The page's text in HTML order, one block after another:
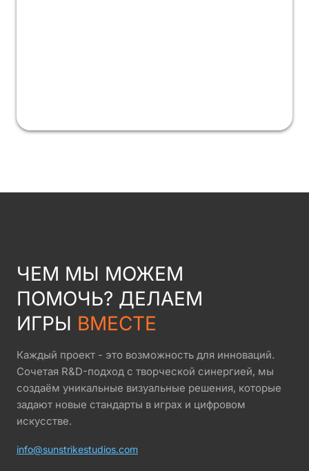
ЧЕМ МЫ МОЖЕМ
ПОМОЧЬ? ДЕЛАЕМ
ИГРЫ ВМЕСТЕ
Каждый проект - это возможность для инноваций.
Сочетая R&D-подход с творческой синергией, мы
создаём уникальные визуальные решения, которые
задают новые стандарты в играх и цифровом
искусстве.
info@sunstrikestudios.com